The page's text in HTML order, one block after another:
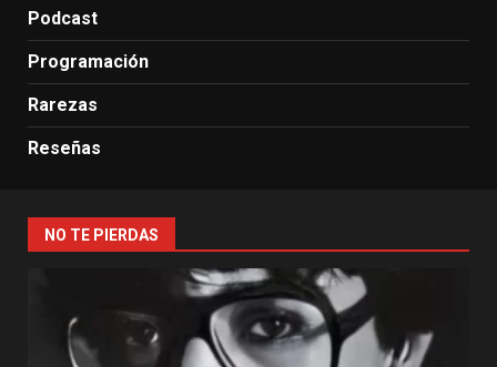
Podcast
Programación
Rarezas
Reseñas
NO TE PIERDAS